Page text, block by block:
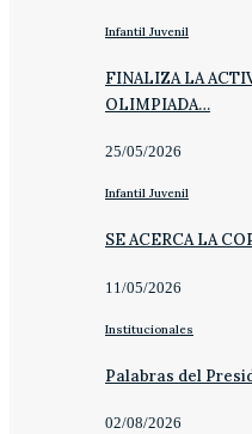
Infantil Juvenil
FINALIZA LA
OLIMPIADA…
25/05/2026
Infantil Juvenil
SE ACERCA LA
11/05/2026
Institucionales
Palabras del
02/08/2026